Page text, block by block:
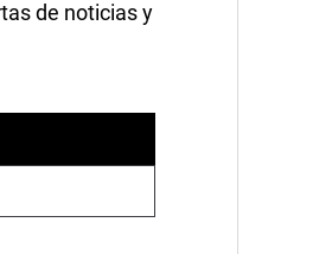
de noticias y